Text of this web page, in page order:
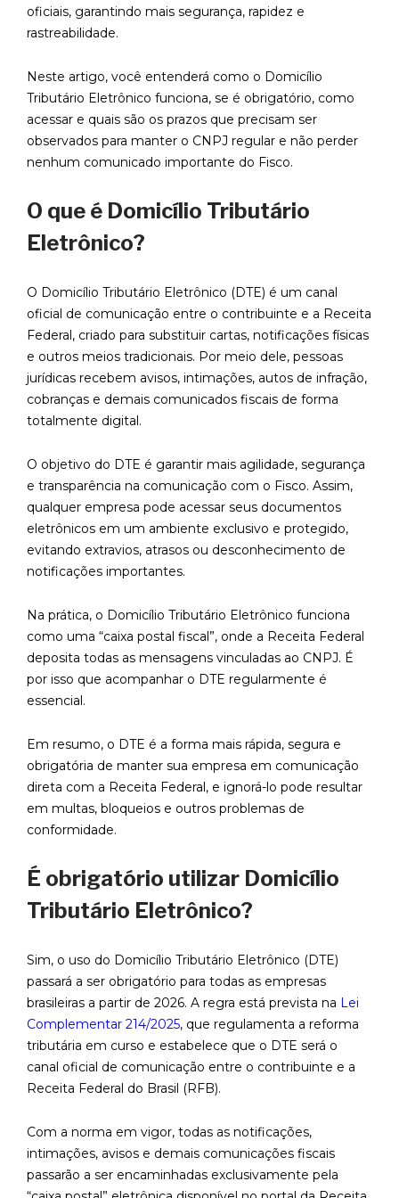
oficiais, garantindo mais segurança, rapidez e
rastreabilidade.
Neste artigo, você entenderá como o Domicílio
Tributário Eletrônico funciona, se é obrigatório, como
acessar e quais são os prazos que precisam ser
observados para manter o CNPJ regular e não perder
nenhum comunicado importante do Fisco.
O que é Domicílio Tributário
Eletrônico?
O Domicílio Tributário Eletrônico (DTE) é um canal
oficial de comunicação entre o contribuinte e a Receita
Federal, criado para substituir cartas, notificações físicas
e outros meios tradicionais. Por meio dele, pessoas
jurídicas recebem avisos, intimações, autos de infração,
cobranças e demais comunicados fiscais de forma
totalmente digital.
O objetivo do DTE é garantir mais agilidade, segurança
e transparência na comunicação com o Fisco. Assim,
qualquer empresa pode acessar seus documentos
eletrônicos em um ambiente exclusivo e protegido,
evitando extravios, atrasos ou desconhecimento de
notificações importantes.
Na prática, o Domicílio Tributário Eletrônico funciona
como uma “caixa postal fiscal”, onde a Receita Federal
deposita todas as mensagens vinculadas ao CNPJ. É
por isso que acompanhar o DTE regularmente é
essencial.
Em resumo, o DTE é a forma mais rápida, segura e
obrigatória de manter sua empresa em comunicação
direta com a Receita Federal, e ignorá-lo pode resultar
em multas, bloqueios e outros problemas de
conformidade.
É obrigatório utilizar Domicílio
Tributário Eletrônico?
Sim, o uso do Domicílio Tributário Eletrônico (DTE)
passará a ser obrigatório para todas as empresas
brasileiras a partir de 2026. A regra está prevista na Lei
Complementar 214/2025, que regulamenta a reforma
tributária em curso e estabelece que o DTE será o
canal oficial de comunicação entre o contribuinte e a
Receita Federal do Brasil (RFB).
Com a norma em vigor, todas as notificações,
intimações, avisos e demais comunicações fiscais
passarão a ser encaminhadas exclusivamente pela